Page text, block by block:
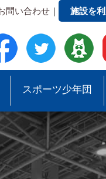
問い合わせ ｜ 施設を
スポーツ少年団